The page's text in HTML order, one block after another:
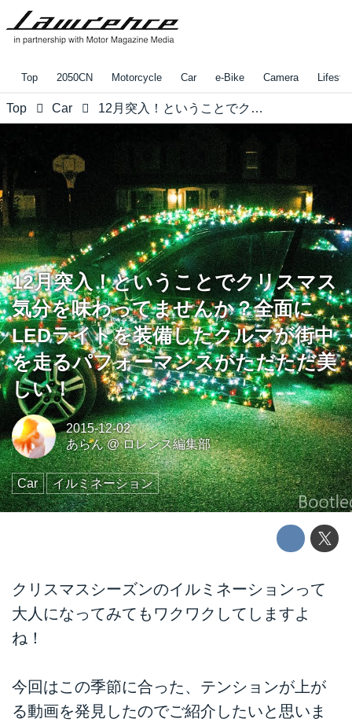
Top 2050CN Motorcycle Car e-Bike Camera
Top Car 12月突入！ということでクリスマス気分を味わってませんか？全面にLEDライトを装備したクルマが街中を走るパフォーマンスがただただ美しい！
12月突入！ということでクリスマス
気分を味わってませんか？全面に
LEDライトを装備したクルマが街中
を走るパフォーマンスがただただ美
しい！
2015-12-02
あらん@ロレンス編集部
Car イルミネーション
クリスマスシーズンのイルミネーションって
大人になってみてもワクワクしてしますよ
ね！
今回はこの季節に合った、テンションが上が
る動画を発見したのでご紹介したいと思いま